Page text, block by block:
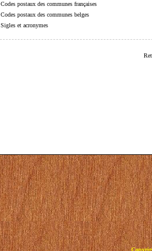
Codes postaux des communes françaises
Codes postaux des communes belges
Sigles et acronymes